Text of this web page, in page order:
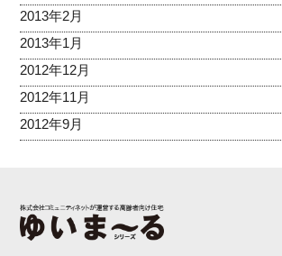
2013年2月
2013年1月
2012年12月
2012年11月
2012年9月